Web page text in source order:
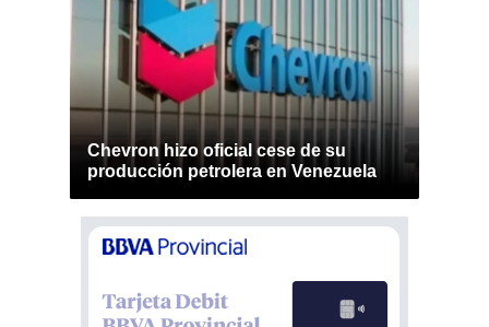
Chevron hizo oficial cese de su
producción petrolera en Venezuela